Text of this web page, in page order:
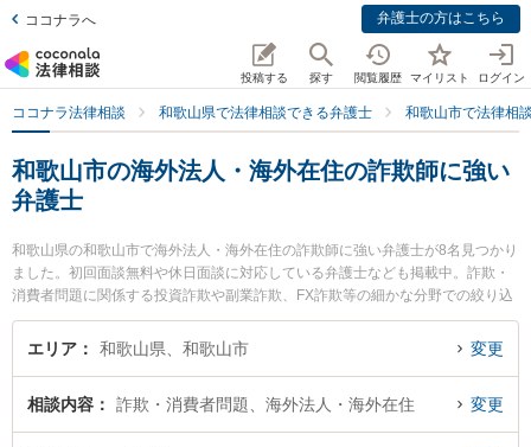
ココナラへ 弁護士の方はこちら
投稿する 探す 閲覧履歴 マイリスト ログイン
ココナラ法律相談 和歌山県で法律相談できる弁護士 和歌山市で法律相
和歌山市の海外法人・海外在住の詐欺師に強い
弁護士
和歌山県の和歌山市で海外法人・海外在住の詐欺師に強い弁護士が8名見つかり
ました。初回面談無料や休日面談に対応している弁護士なども掲載中。詐欺・
消費者問題に関係する投資詐欺や副業詐欺、FX詐欺等の細かな分野での絞り込
み検索もでき便利です。特に廣谷法律事務所の廣谷 行敏弁護士や和歌山合同法
律事務所の芝野 友樹弁護士、南方法律事務所の南方 健幸弁護士のプロフィール
い』『海外法人・海外在住の詐欺師のトラブル解決の実績豊富な近くの弁護士
を検索したい』『初回相談無料で海外法人・海外在住の詐欺師を法律相談でき
エリア 和歌山県、和歌山市 変更
相談内容 詐欺・消費者問題、海外法人・海外在住 変更